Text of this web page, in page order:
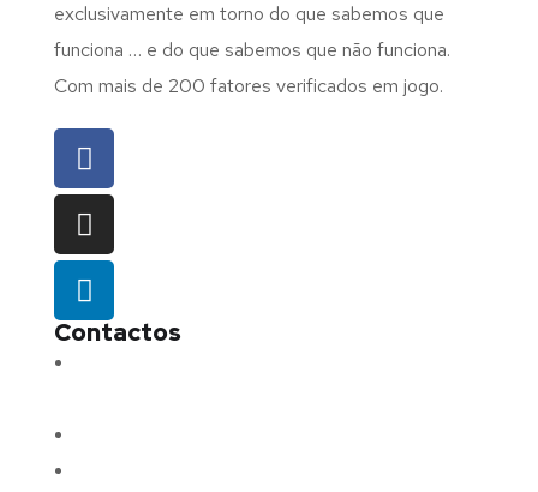
exclusivamente em torno do que sabemos que
funciona … e do que sabemos que não funciona.
Com mais de 200 fatores verificados em jogo.
Contactos